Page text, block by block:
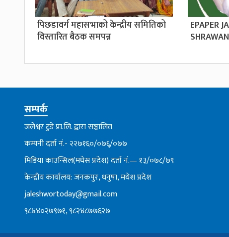
पिछडावर्ग महासभाको केन्द्रीय समितिको
विस्तारित बैठक समपन्न
EPAPER
सम्पर्क
जलेश्वर टुडे प्रा.लि. द्वारा सञ्चालित
कम्पनी दर्ता नं.- २२७१६०/०७६्/०७७
मिडिया काउन्सिल(मधेस प्रदेश) दर्ता नं.— १३/०७८/७९
केन्द्रीय कार्यालय: जनकपुर, धनुषा, मधेश प्रदेश
jaleshwortoday@gmail.com
९८४४०२७९७१, ९८२४८७७६२७